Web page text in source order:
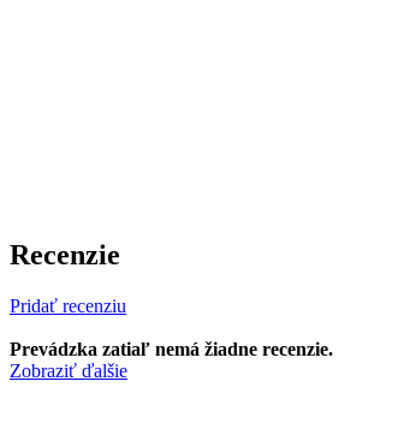
Recenzie
Pridať recenziu
Prevádzka zatiaľ nemá žiadne recenzie.
Zobraziť ďalšie